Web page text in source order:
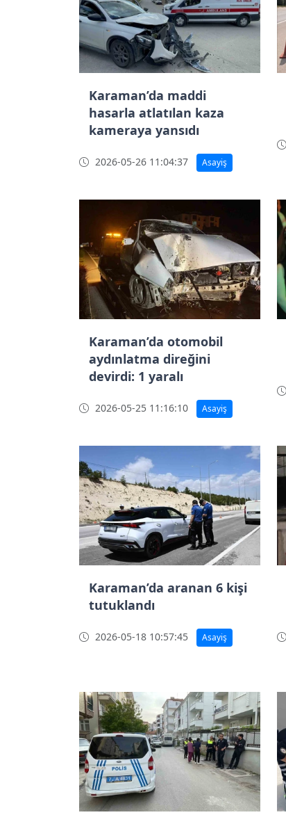
Karaman’da maddi
hasarla atlatılan kaza
kameraya yansıdı
2026-05-26 11:04:37 Asayiş
Karaman’da otomobil
aydınlatma direğini
devirdi: 1 yaralı
2026-05-25 11:16:10 Asayiş
Karaman’da aranan 6 kişi
tutuklandı
2026-05-18 10:57:45 Asayiş